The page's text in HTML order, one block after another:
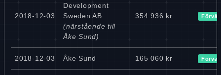
2018-12-03
Development
Sweden AB
(närstående till
Åke Sund)
354 936 kr
2018-12-03 Åke Sund 165 060 kr